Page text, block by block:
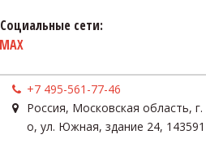
Социальные сети:
MAX
+7 495-561-77-46
Россия, Московская область,
о, ул. Южная, здание 24, 143591